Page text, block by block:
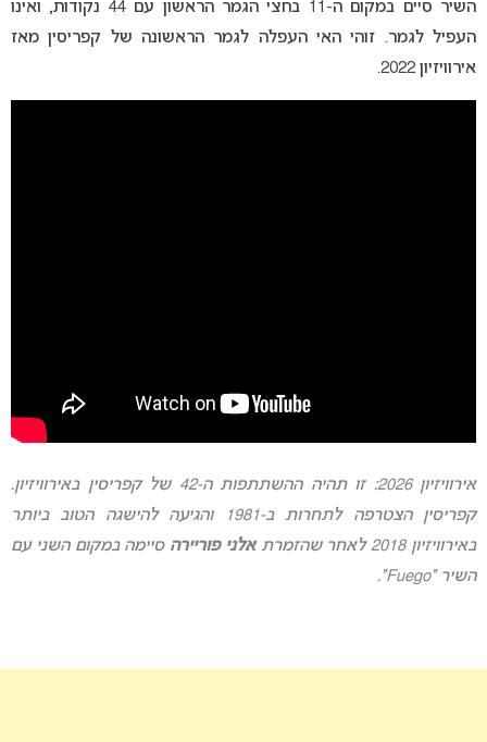
השיר סיים במקום ה-11 בחצי הגמר הראשון עם 44 נקודות, ואינו
העפיל לגמר. זוהי האי העפלה לגמר הראשונה של קפריסין מאז
אירוויזיון 2022.
אירוויזיון 2026: זו תהיה ההשתתפות ה-42 של קפריסין באירוויזיון.
קפריסין הצטרפה לתחרות ב-1981 והגיעה להישגה הטוב ביותר
באירוויזיון 2018 לאחר שהזמרת
אלני פוריירה סיימה במקום השני עם
השיר “Fuego”.